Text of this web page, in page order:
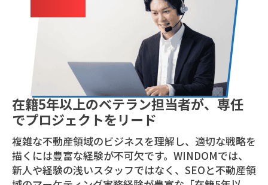
在籍5年以上のベテラン担当者が、専任
でプロジェクトをリード
複雑な不動産領域のビジネスを理解し、適切な戦略を
描くには豊富な経験が不可欠です。WINDOMでは、
新人や経験の浅いスタッフではなく、SEOと不動産領